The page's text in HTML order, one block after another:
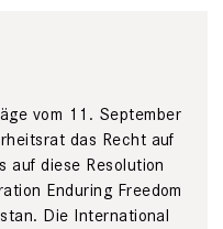
vom 11. September
das Recht auf
auf diese Resolution
­Enduring Freedom
Die ­International